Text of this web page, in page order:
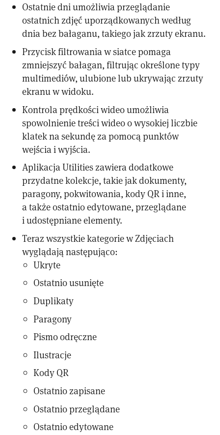
Ostatnie dni umożliwia przeglądanie
ostatnich zdjęć uporządkowanych według
dnia bez bałaganu, takiego jak zrzuty ekranu.
Przycisk filtrowania w siatce pomaga
zmniejszyć bałagan, filtrując określone typy
multimediów, ulubione lub ukrywając zrzuty
ekranu w widoku.
Kontrola prędkości wideo umożliwia
spowolnienie treści wideo o wysokiej liczbie
klatek na sekundę za pomocą punktów
wejścia i wyjścia.
Aplikacja Utilities zawiera dodatkowe
przydatne kolekcje, takie jak dokumenty,
paragony, pokwitowania, kody QR i inne,
a także ostatnio edytowane, przeglądane
i udostępniane elementy.
Teraz wszystkie kategorie w Zdjęciach
wyglądają następująco:
Ukryte
Ostatnio usunięte
Duplikaty
Paragony
Pismo odręczne
Ilustracje
Kody QR
Ostatnio zapisane
Ostatnio przeglądane
Ostatnio edytowane